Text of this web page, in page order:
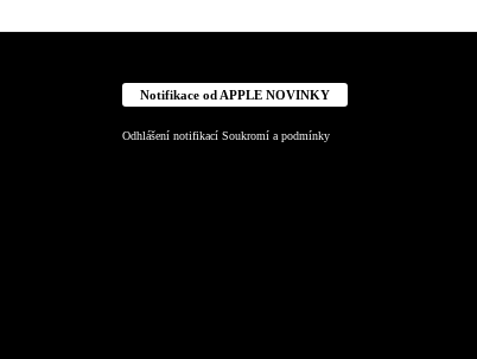
Notifikace od APPLE NOVINKY
Odhlášení notifikací Soukromí a podmínky